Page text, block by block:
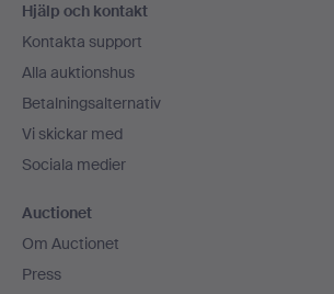
Hjälp och kontakt
Kontakta support
Alla auktionshus
Betalningsalternativ
Vi skickar med
Sociala medier
Auctionet
Om Auctionet
Press